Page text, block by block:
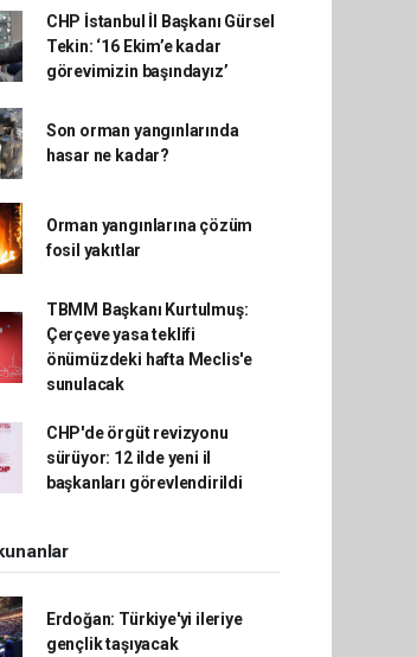
CHP İstanbul İl Başkanı Gürsel
Tekin: ‘16 Ekim’e kadar
görevimizin başındayız’
Son orman yangınlarında
hasar ne kadar?
Orman yangınlarına çözüm
fosil yakıtlar
TBMM Başkanı Kurtulmuş:
Çerçeve yasa teklifi
önümüzdeki hafta Meclis'e
sunulacak
CHP'de örgüt revizyonu
sürüyor: 12 ilde yeni il
başkanları görevlendirildi
Erdoğan: Türkiye'yi ileriye
gençlik taşıyacak